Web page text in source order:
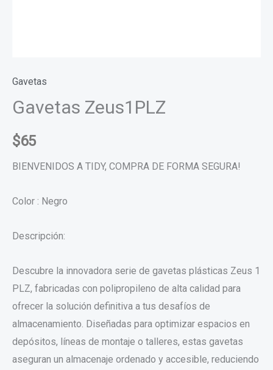
Gavetas
Gavetas Zeus1PLZ
$65
BIENVENIDOS A TIDY, COMPRA DE FORMA SEGURA!
Color : Negro
Descripción:
Descubre la innovadora serie de gavetas plásticas Zeus 1
PLZ, fabricadas con polipropileno de alta calidad para
ofrecer la solución definitiva a tus desafíos de
almacenamiento. Diseñadas para optimizar espacios en
depósitos, líneas de montaje o talleres, estas gavetas
aseguran un almacenaje ordenado y accesible, reduciendo